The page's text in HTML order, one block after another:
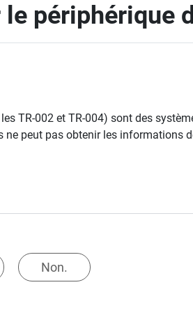
périphérique
TR-002 et TR-004) sont des
peut pas obtenir les
Non.